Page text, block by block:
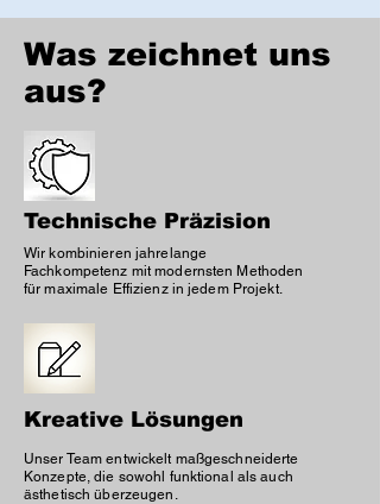
Was zeichnet uns
aus?
Technische Präzision
Wir kombinieren jahrelange
Fachkompetenz mit modernsten Methoden
für maximale Effizienz in jedem Projekt.
Kreative Lösungen
Unser Team entwickelt maßgeschneiderte
Konzepte, die sowohl funktional als auch
ästhetisch überzeugen.